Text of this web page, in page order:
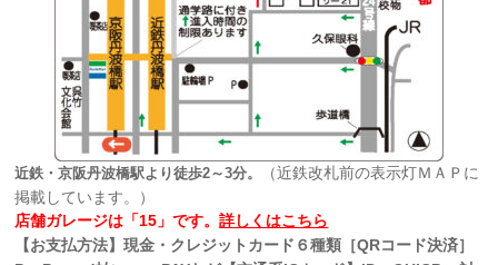
近鉄・京阪丹波橋駅より徒歩2～3分。
（近鉄改札前の表示灯ＭＡＰに
掲載しています。）
店舗ガレージは「15」です。詳しくはこちら
【お支払方法】現金・クレジットカード６種類［QRコード決済］